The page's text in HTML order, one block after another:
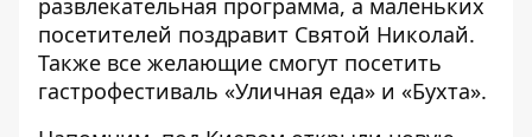
развлекательная программа, а маленьких
посетителей поздравит Святой Николай.
Также все желающие смогут посетить
гастрофестиваль «Уличная еда» и «Бухта».